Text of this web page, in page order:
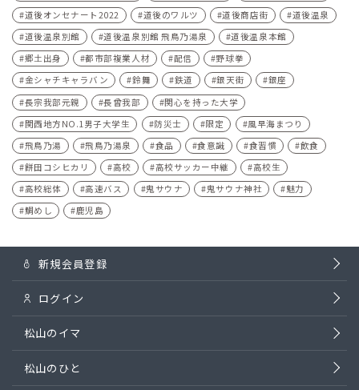
道後オンセナート2022
道後のワルツ 道後商店街
道後温泉
道後温泉別館
道後温泉別館 飛鳥乃湯泉
道後温泉本館
郷土出身
都市部複業人材 配信
野球拳
金シャチキャラバン
鈴舞 鉄道 銀天街
銀座
長宗我部元親
長曾我部
関心を持った大学
関西地方NO.1男子大学生
防災士 限定
風早海まつり
飛鳥乃湯
飛鳥乃湯泉 食品 食意識 食習慣
飲食
餅田コシヒカリ
高校 高校サッカー中継
高校生
高校総体
高速バス 鬼サウナ 鬼サウナ神社
魅力
鯛めし
鹿児島
新規会員登録
ログイン
松山のイマ
松山のひと